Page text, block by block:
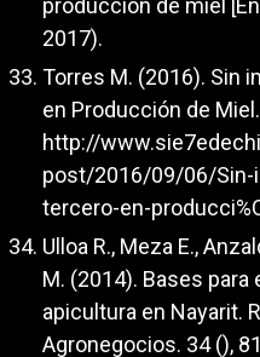
producción de miel
2017).
Torres M. (2016). Sin
en Producción de
http://
post/2016/09/06/Sin-
tercero-en-
Ulloa R., Meza E.,
M. (2014). Bases para
apicultura en Nayarit.
Agronegocios. 34 (),